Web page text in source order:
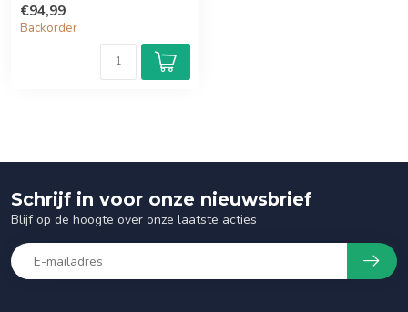
€94,99
Backorder
Schrijf in voor onze nieuwsbrief
Blijf op de hoogte over onze laatste acties